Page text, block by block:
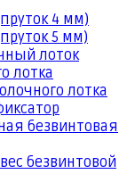
4 мм)
5 мм)
лоток
лотка
лотка
безвинтовая
безвинтовой